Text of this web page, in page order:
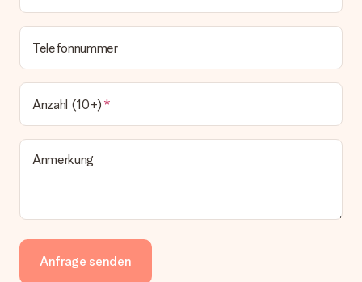
Telefonnummer
Anzahl (10+)
Anmerkung
Anfrage senden